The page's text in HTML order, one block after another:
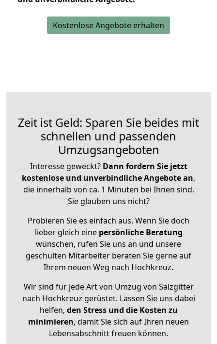
Kostenlose Angebote erhalten
Zeit ist Geld: Sparen Sie beides mit
schnellen und passenden
Umzugsangeboten
Interesse geweckt? Dann fordern Sie jetzt
kostenlose und unverbindliche Angebote an,
die innerhalb von ca. 1 Minuten bei Ihnen sind.
Sie glauben uns nicht?
Probieren Sie es einfach aus. Wenn Sie doch
lieber gleich eine persönliche Beratung
wünschen, rufen Sie uns an und unsere
geschulten Mitarbeiter beraten Sie gerne auf
Ihrem neuen Weg nach Hochkreuz.
Wir sind für jede Art von Umzug von Salzgitter
nach Hochkreuz gerüstet. Lassen Sie uns dabei
helfen, den Stress und die Kosten zu
minimieren, damit Sie sich auf Ihren neuen
Lebensabschnitt freuen können.